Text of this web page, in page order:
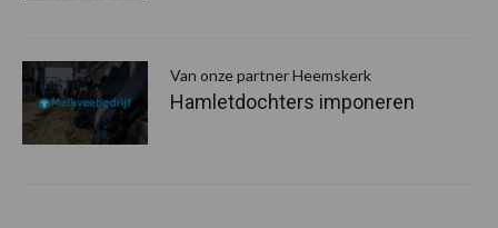
Van onze partner Heemskerk
Hamletdochters imponeren